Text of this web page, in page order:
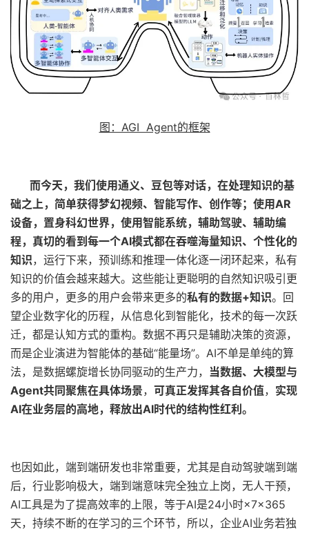
图：AGI Agent的框架
而今天，我们使用通义、豆包等对话，在处理知识的基
础之上，简单获得梦幻视频、智能写作、创作等；使用AR
设备，置身科幻世界，使用智能系统，辅助驾驶、辅助编
程，真切的看到每一个AI模式都在吞噬海量知识、个性化的
知识，运行下来，预训练和推理一体化逐一闭环起来，私有
知识的价值会越来越大。这些能让更聪明的自然知识吸引更
多的用户，更多的用户会带来更多的私有的数据+知识。回
望企业数字化的历程，从信息化到智能化，技术的每一次跃
迁，都是认知方式的重构。数据不再只是辅助决策的资源，
而是企业演进为智能体的基础“能量场”。AI不单是单纯的算
法，是数据螺旋增长协同驱动的生产力， 当数据、大模型与
Agent共同聚焦在具体场景， 可真正发挥其各自价值， 实现
AI在业务层的高地，释放出AI时代的结构性红利。
也因如此，端到端研发也非常重要，尤其是自动驾驶端到端
后，行业影响极大，端到端意味完全独立上岗，无人干预，
AI工具是为了提高效率的上限，等于AI是24小时×7×365
天，持续不断的在学习的三个环节，所以，企业AI业务若独